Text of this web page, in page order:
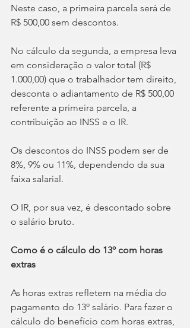
Neste caso, a primeira parcela será de
R$ 500,00 sem descontos.
No cálculo da segunda, a empresa leva
em consideração o valor total (R$
1.000,00) que o trabalhador tem direito,
desconta o adiantamento de R$ 500,00
referente a primeira parcela, a
contribuição ao INSS e o IR.
Os descontos do INSS podem ser de
8%, 9% ou 11%, dependendo da sua
faixa salarial.
O IR, por sua vez, é descontado sobre
o salário bruto.
Como é o cálculo do 13º com horas
extras
As horas extras refletem na média do
pagamento do 13º salário. Para fazer o
cálculo do benefício com horas extras,